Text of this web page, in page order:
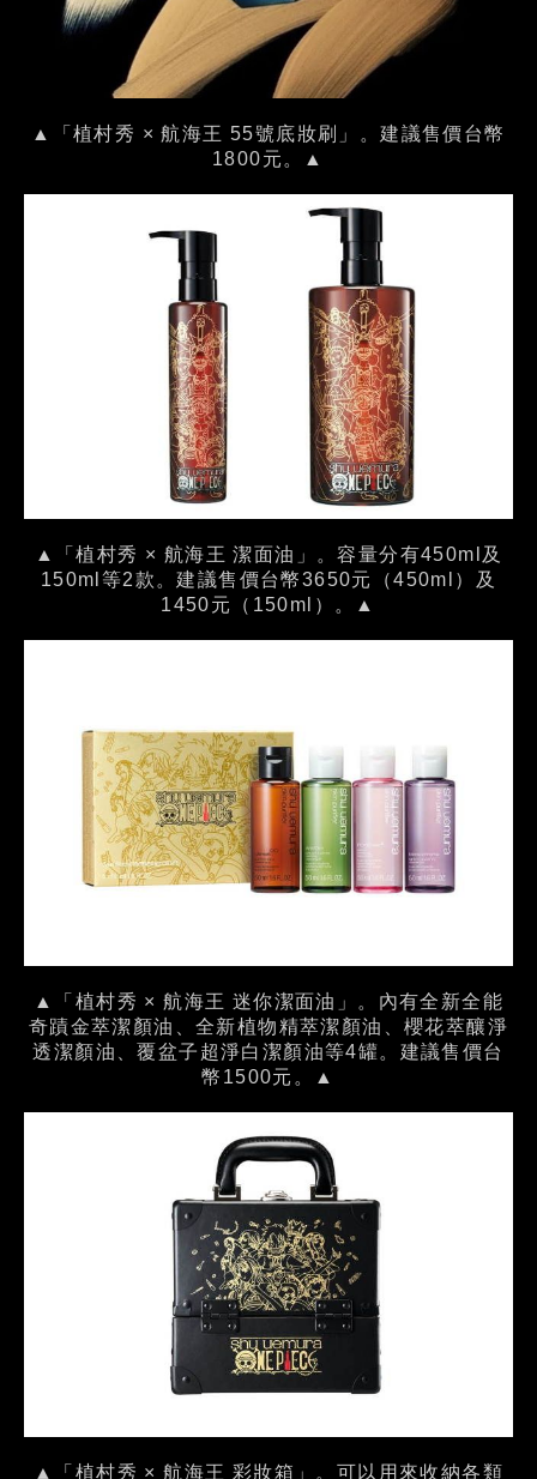
▲「植村秀 × 航海王 55號底妝刷」。建議售價台幣
1800元。▲
▲「植村秀 × 航海王 潔面油」。容量分有450ml及
150ml等2款。建議售價台幣3650元（450ml）及
1450元（150ml）。▲
▲「植村秀 × 航海王 迷你潔面油」。內有全新全能
奇蹟金萃潔顏油、全新植物精萃潔顏油、櫻花萃釀淨
透潔顏油、覆盆子超淨白潔顏油等4罐。建議售價台
幣1500元。▲
▲「植村秀 × 航海王 彩妝箱」。可以用來收納各類